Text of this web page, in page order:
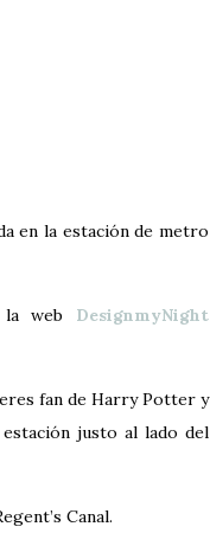
en la estación de metro
la web DesignmyNight
fan de Harry Potter y
justo al lado del
Canal.